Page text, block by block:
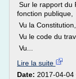
Sur le rapport du
fonction publique,
Vu la
Vu le code du
Vu...
Lire la suite
Date: 2017-04-04